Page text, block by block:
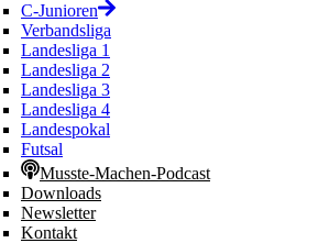
C-Junioren
Verbandsliga
Landesliga 1
Landesliga 2
Landesliga 3
Landesliga 4
Landespokal
Futsal
Musste-Machen-Podcast
Downloads
Newsletter
Kontakt